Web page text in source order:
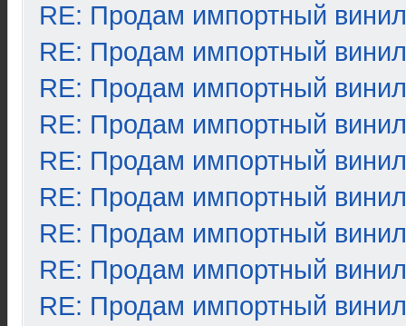
RE: Продам импортный винил
RE: Продам импортный винил
RE: Продам импортный винил
RE: Продам импортный винил
RE: Продам импортный винил
RE: Продам импортный винил
RE: Продам импортный винил
RE: Продам импортный винил
RE: Продам импортный винил